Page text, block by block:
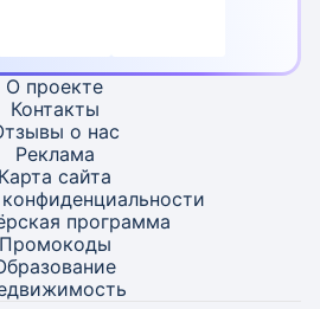
О проекте
Контакты
о нас
Реклама
Карта сайта
программа
Промокоды